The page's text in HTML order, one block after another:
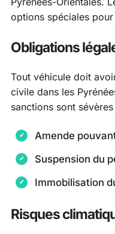
options spéciales
Obligations
Tout véhicule doit
civile dans les
sanctions sont sévères
Amende
Suspension du
Immobilisation
Risques